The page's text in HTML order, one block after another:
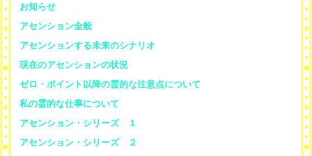
お知らせ
アセンション全般
アセンションする未来のシナリオ
現在のアセンションの状況
ゼロ・ポイント以降の霊的な注意点について
私の霊的な仕事について
アセンション・シリーズ １
アセンション・シリーズ ２